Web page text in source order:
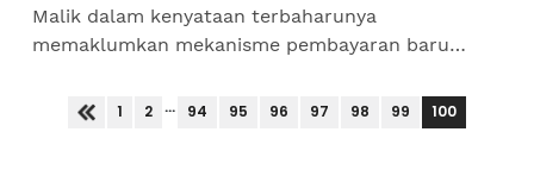
Malik dalam kenyataan terbaharunya
memaklumkan mekanisme pembayaran baru
Nasional (PTPTN) akan...
1 2 ... 94 95 96 97 98 99 100